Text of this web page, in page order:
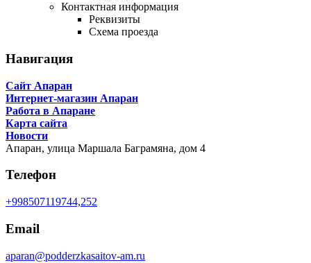
Контактная информация
Реквизиты
Схема проезда
Навигация
Сайт Апаран
Интернет-магазин Апаран
Работа в Апаране
Карта сайта
Новости
Апаран, улица Маршала Баграмяна, дом 4
Телефон
+998507119744,252
Email
aparan@podderzkasaitov-am.ru